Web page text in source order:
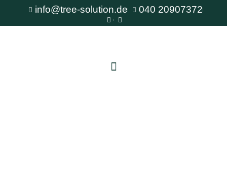
info@tree-solution.de 040 20907372